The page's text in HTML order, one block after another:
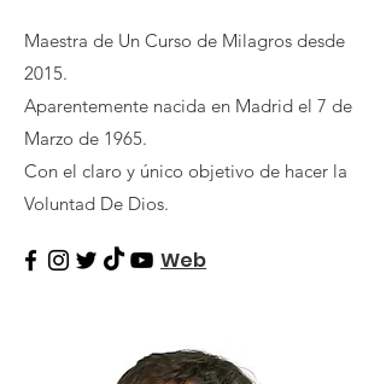
Maestra de Un Curso de Milagros desde
2015.
Aparentemente nacida en Madrid el 7 de
Marzo de 1965.
Con el claro y único objetivo de hacer la
Voluntad De Dios.
Web